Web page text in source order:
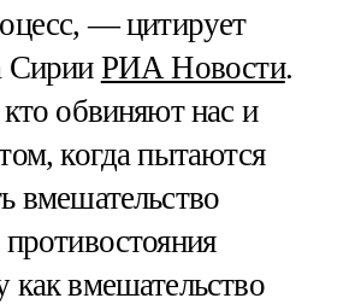
— цитирует
Сирии РИА Новости.
обвиняют нас и
когда пытаются
вмешательство
как вмешательство